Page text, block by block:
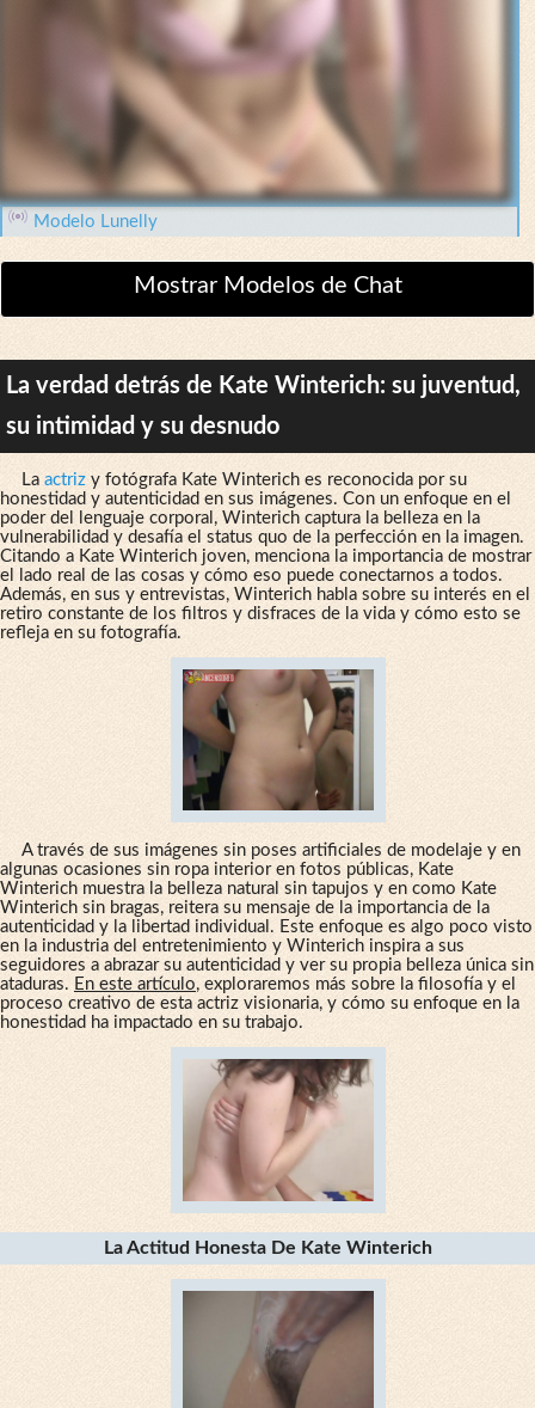
Modelo Lunelly
Mostrar Modelos de Chat
La verdad detrás de Kate Winterich: su juventud,
su intimidad y su desnudo
La actrizy fotógrafa Kate Winterich es reconocida por su
honestidad y autenticidad en sus imágenes. Con un enfoque en el
poder del lenguaje corporal, Winterich captura la belleza en la
vulnerabilidad y desafía el status quo de la perfección en la imagen.
Citando a Kate Winterich joven, menciona la importancia de mostrar
el lado real de las cosas y cómo eso puede conectarnos a todos.
Además, en sus y entrevistas, Winterich habla sobre su interés en el
retiro constante de los filtros y disfraces de la vida y cómo esto se
refleja en su fotografía.
A través de sus imágenes sin poses artificiales de modelaje y en
algunas ocasiones sin ropa interior en fotos públicas, Kate
Winterich muestra la belleza natural sin tapujos y en como Kate
Winterich sin bragas, reitera su mensaje de la importancia de la
autenticidad y la libertad individual. Este enfoque es algo poco visto
en la industria del entretenimiento y Winterich inspira a sus
seguidores a abrazar su autenticidad y ver su propia belleza única sin
ataduras. En este artículo, exploraremos más sobre la filosofía y el
proceso creativo de esta actriz visionaria, y cómo su enfoque en la
honestidad ha impactado en su trabajo.
La Actitud Honesta De Kate Winterich